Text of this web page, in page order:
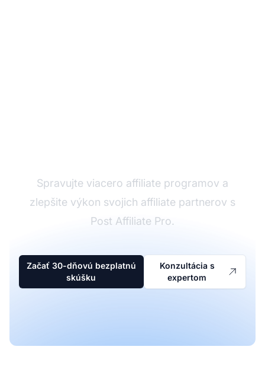
Spravujte viacero affiliate programov a
zlepšite výkon svojich affiliate partnerov s
Post Affiliate Pro.
Začať 30-dňovú bezplatnú
skúšku
Konzultácia s
expertom